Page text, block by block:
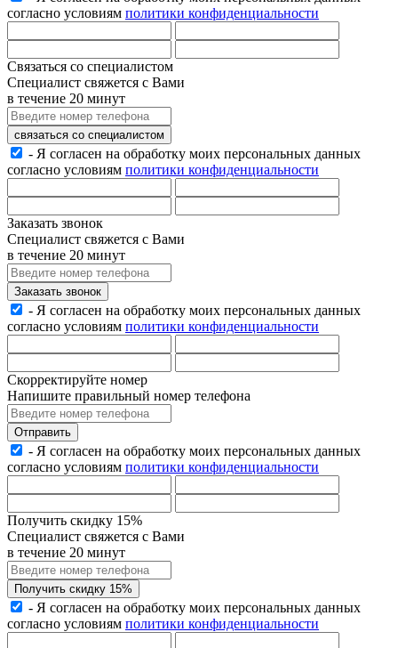
согласно условиям политики конфиденциальности
Связаться со специалистом
Специалист свяжется с Вами
в течение 20 минут
связаться со специалистом
- Я согласен на обработку моих персональных данных
согласно условиям политики конфиденциальности
Заказать звонок
Специалист свяжется с Вами
в течение 20 минут
Заказать звонок
- Я согласен на обработку моих персональных данных
согласно условиям политики конфиденциальности
Скорректируйте номер
Напишите правильный номер телефона
Отправить
- Я согласен на обработку моих персональных данных
согласно условиям политики конфиденциальности
Получить скидку 15%
Специалист свяжется с Вами
в течение 20 минут
Получить скидку 15%
- Я согласен на обработку моих персональных данных
согласно условиям политики конфиденциальности